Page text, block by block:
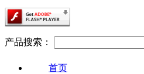
产品搜索：
首页